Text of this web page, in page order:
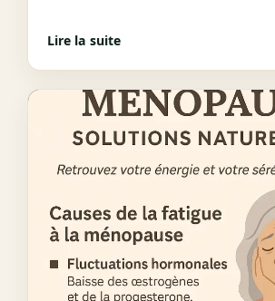
Lire la suite